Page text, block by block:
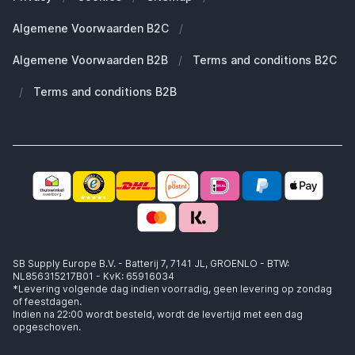
Groot en uniek assortiment
400.000+ klanten geleverd
Welke MagSafe heb ik nodig?
Werken bij SB Supply
Working at SB Supply
Algemene Voorwaarden B2C /
Algemene Voorwaarden B2B / Terms and conditions B2C
/ Terms and conditions B2B
SB Supply Europe B.V. - Batterij 7, 7141 JL, GROENLO - BTW:
NL856315217B01 - KvK: 65916034
*Levering volgende dag indien voorradig, geen levering op zondag
of feestdagen.
Indien na 22:00 wordt besteld, wordt de levertijd met een dag
opgeschoven.